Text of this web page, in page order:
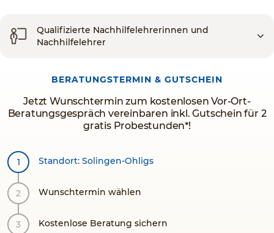
Qualifizierte Nachhilfelehrerinnen und
Nachhilfelehrer
BERATUNGSTERMIN & GUTSCHEIN
Jetzt Wunschtermin zum kostenlosen Vor-Ort-
Beratungsgespräch vereinbaren inkl. Gutschein für 2
gratis Probestunden*!
Standort: Solingen-Ohligs
Wunschtermin wählen
Kostenlose Beratung sichern